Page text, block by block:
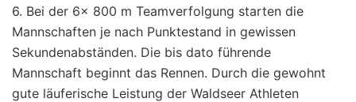
6. Bei der 6x 800 m Teamverfolgung starten die
Mannschaften je nach Punktestand in gewissen
Sekundenabständen. Die bis dato führende
Mannschaft beginnt das Rennen. Durch die gewohnt
gute läuferische Leistung der Waldseer Athleten